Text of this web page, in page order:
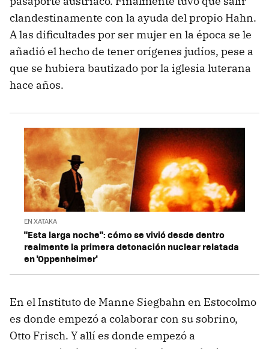
clandestinamente con la ayuda del propio Hahn.
A las dificultades por ser mujer en la época se le
añadió el hecho de tener orígenes judíos, pese a
que se hubiera bautizado por la iglesia luterana
hace años.
EN XATAKA
"Esta larga noche": cómo se vivió desde dentro
realmente la primera detonación nuclear relatada
en 'Oppenheimer'
En el Instituto de Manne Siegbahn en Estocolmo
es donde empezó a colaborar con su sobrino,
Otto Frisch. Y allí es donde empezó a